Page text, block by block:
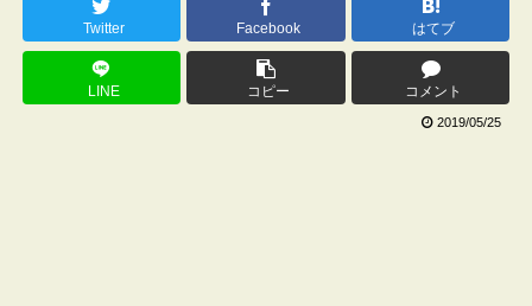
Twitter Facebook はてブ
LINE コピー コメント
2019/05/25